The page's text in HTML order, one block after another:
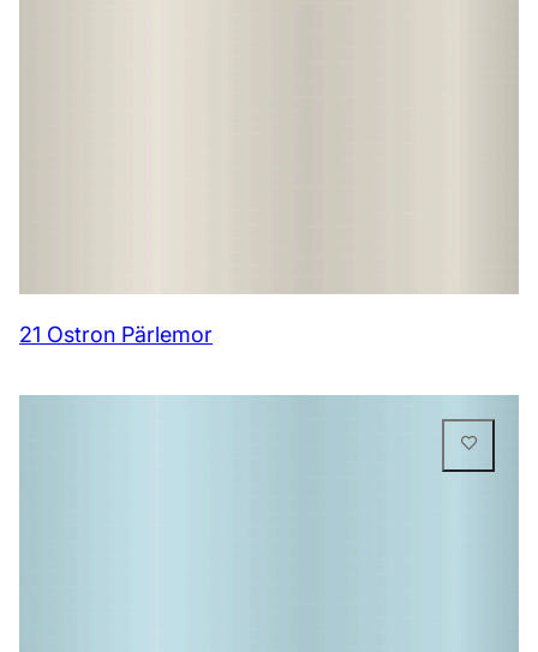
21 Ostron Pärlemor